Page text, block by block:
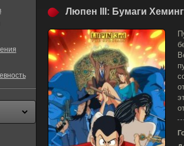
Люпен III: Бумаги